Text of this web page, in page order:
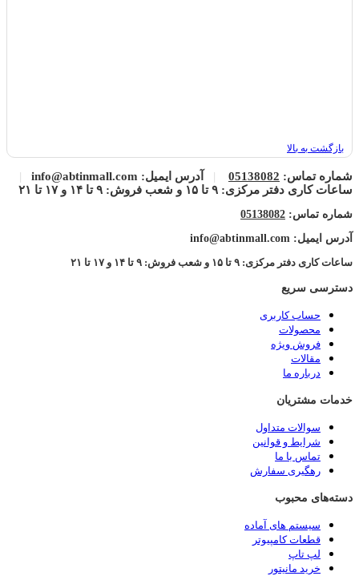
بازگشت به بالا
شماره تماس: 05138082
| آدرس ایمیل: info@abtinmall.com
|
ساعات کاری دفتر مرکزی: ۹ تا ۱۵ و شعب فروش: ۹ تا ۱۴ و ۱۷ تا ۲۱
شماره تماس: 05138082
آدرس ایمیل: info@abtinmall.com
ساعات کاری دفتر مرکزی: ۹ تا ۱۵ و شعب فروش: ۹ تا ۱۴ و ۱۷ تا ۲۱
دسترسی سریع
حساب کاربری
محصولات
فروش ویژه
مقالات
درباره ما
خدمات مشتریان
سوالات متداول
شرایط و قوانین
تماس با ما
رهگیری سفارش
دسته‌های محبوب
سیستم های آماده
قطعات کامپیوتر
لپ تاپ
خرید مانیتور